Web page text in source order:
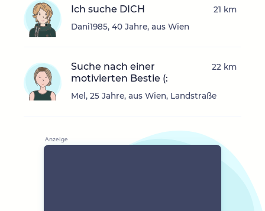
Ich suche DICH
Dani1985, 40 Jahre, aus Wien
21 km
Suche nach einer
motivierten Bestie (:
Mel, 25 Jahre, aus Wien, Landstraße
22 km